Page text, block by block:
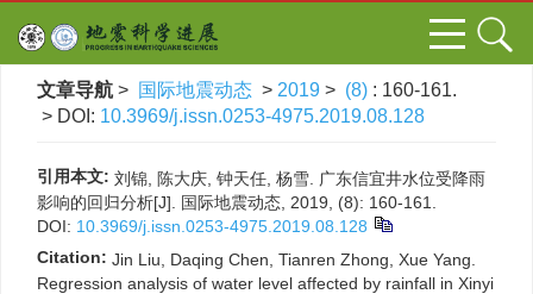
文章导航 > 国际地震动态 > 2019 > (8) : 160-161.
> DOI: 10.3969/j.issn.0253-4975.2019.08.128
引用本文: 刘锦, 陈大庆, 钟天任, 杨雪. 广东信宜井水位受降雨
影响的回归分析[J]. 国际地震动态, 2019, (8): 160-161.
DOI: 10.3969/j.issn.0253-4975.2019.08.128
Citation: Jin Liu, Daqing Chen, Tianren Zhong, Xue Yang.
Regression analysis of water level affected by rainfall in Xinyi